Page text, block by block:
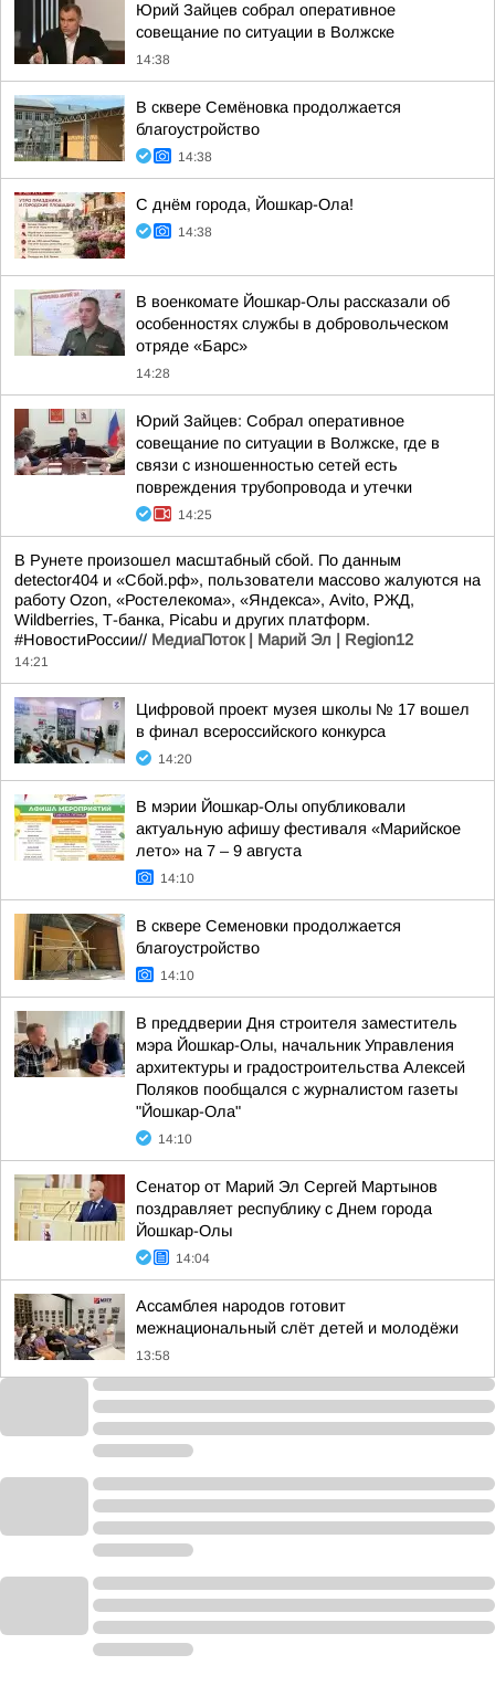
Юрий Зайцев собрал оперативное
совещание по ситуации в Волжске
14:38
В сквере Семёновка продолжается
благоустройство
14:38
С днём города, Йошкар-Ола!
14:38
В военкомате Йошкар-Олы рассказали об
особенностях службы в добровольческом
отряде «Барс»
14:28
Юрий Зайцев: Собрал оперативное
совещание по ситуации в Волжске, где в
связи с изношенностью сетей есть
повреждения трубопровода и утечки
14:25
В Рунете произошел масштабный сбой. По данным
detector404 и «Сбой.рф», пользователи массово жалуются на
работу Ozon, «Ростелекома», «Яндекса», Avito, РЖД,
Wildberries, Т-банка, Picabu и других платформ.
#НовостиРоссии// МедиаПоток | Марий Эл | Region12
14:21
Цифровой проект музея школы № 17 вошел
в финал всероссийского конкурса
14:20
В мэрии Йошкар-Олы опубликовали
актуальную афишу фестиваля «Марийское
лето» на 7 – 9 августа
14:10
В сквере Семеновки продолжается
благоустройство
14:10
В преддверии Дня строителя заместитель
мэра Йошкар-Олы, начальник Управления
архитектуры и градостроительства Алексей
Поляков пообщался с журналистом газеты
"Йошкар-Ола"
14:10
Сенатор от Марий Эл Сергей Мартынов
поздравляет республику с Днем города
Йошкар-Олы
14:04
Ассамблея народов готовит
межнациональный слёт детей и молодёжи
13:58